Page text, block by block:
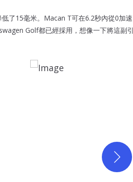
了15毫米。Macan T可在6.2秒內從0加速
Golf都已經採用，想像一下將這副引